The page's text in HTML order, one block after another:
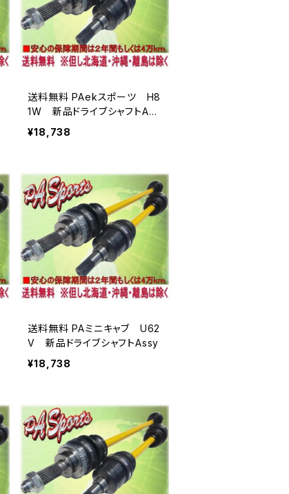
送料無料 PAekスポーツ H8
1W 新品ドライブシャフトAss
y
¥18,738
送料無料 PAミニキャブ U62
V 新品ドライブシャフトAssy
¥18,738